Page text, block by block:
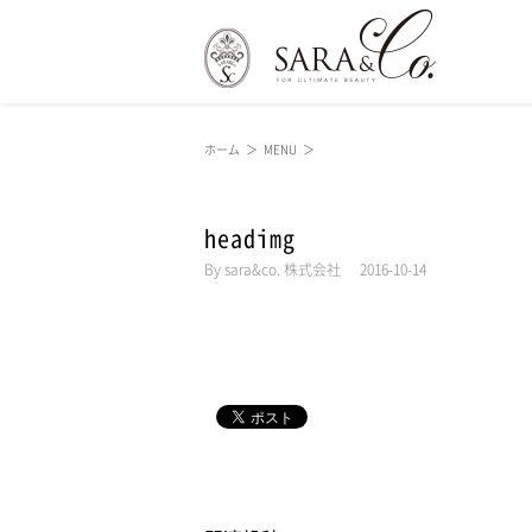
ホーム ＞ MENU ＞
headimg
Bysara&co. 株式会社 2016-10-14